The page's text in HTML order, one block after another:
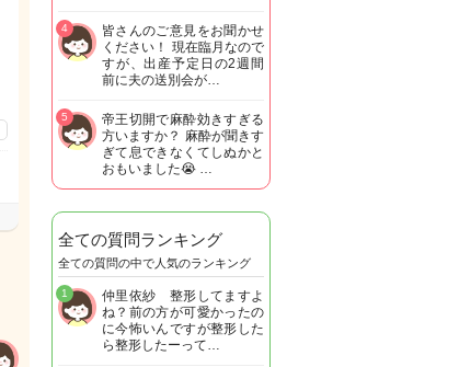
皆さんのご意見をお聞かせ
ください！ 現在臨月なので
すが、出産予定日の2週間
前に夫の送別会が…
4
帝王切開で麻酔効きすぎる
方いますか？ 麻酔が聞きす
ぎて息できなくてしぬかと
おもいました😭 …
5
全ての質問ランキング
全ての質問の中で人気のランキング
仲里依紗 整形してますよ
ね？前の方が可愛かったの
に今怖いんですが整形した
ら整形したーって…
1